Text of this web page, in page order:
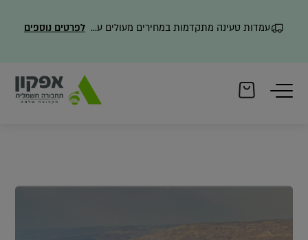
עמדות טעינה מתקדמות במחירים מעולים עם משלוח מהיר לפרטים נוספים